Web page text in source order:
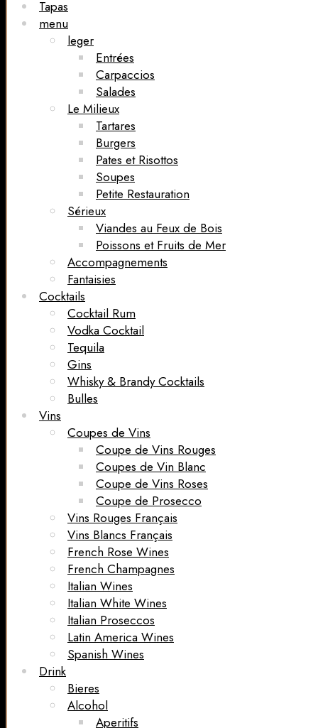
Tapas
menu
leger
Entrées
Carpaccios
Salades
Le Milieux
Tartares
Burgers
Pates et Risottos
Soupes
Petite Restauration
Sérieux
Viandes au Feux de Bois
Poissons et Fruits de Mer
Accompagnements
Fantaisies
Cocktails
Cocktail Rum
Vodka Cocktail
Tequila
Gins
Whisky & Brandy Cocktails
Bulles
Vins
Coupes de Vins
Coupe de Vins Rouges
Coupes de Vin Blanc
Coupe de Vins Roses
Coupe de Prosecco
Vins Rouges Français
Vins Blancs Français
French Rose Wines
French Champagnes
Italian Wines
Italian White Wines
Italian Proseccos
Latin America Wines
Spanish Wines
Drink
Bieres
Alcohol
Aperitifs